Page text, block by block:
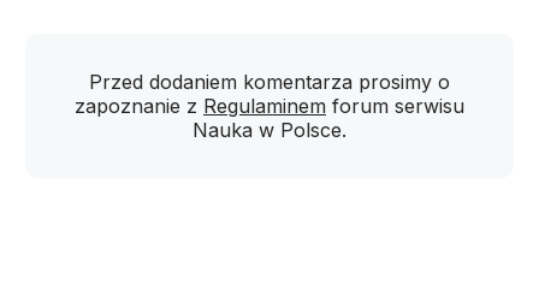
Przed dodaniem komentarza prosimy o
zapoznanie z Regulaminem forum serwisu
Nauka w Polsce.